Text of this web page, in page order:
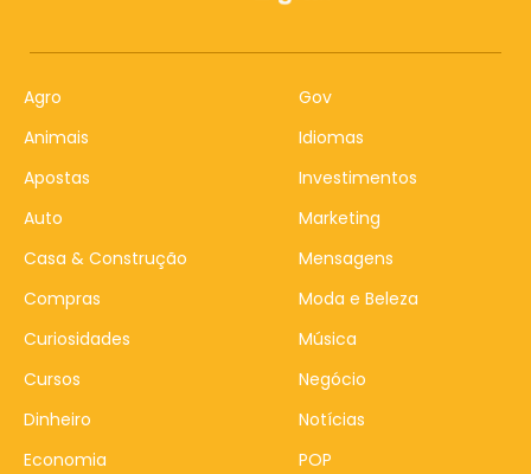
Agro
Animais
Apostas
Auto
Casa & Construção
Compras
Curiosidades
Cursos
Dinheiro
Economia
Gov
Idiomas
Investimentos
Marketing
Mensagens
Moda e Beleza
Música
Negócio
Notícias
POP